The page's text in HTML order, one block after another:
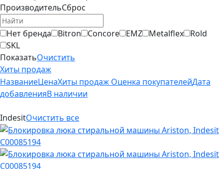
ПроизводительСброс
Нет бренда Bitron Concore EMZ Metalflex
Rold
SKL
ПоказатьОчистить
Хиты продаж
НазваниеЦенаХиты продаж Оценка покупателейДата
добавленияВ наличии
IndesitОчистить все